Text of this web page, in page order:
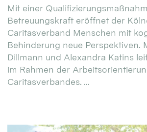
Mit einer
Betreuungskraft eröffnet der
Caritasverband Menschen mit
Behinderung neue Perspektiven.
Dillmann und Alexandra Katins
im Rahmen der
Caritasverbandes. ...